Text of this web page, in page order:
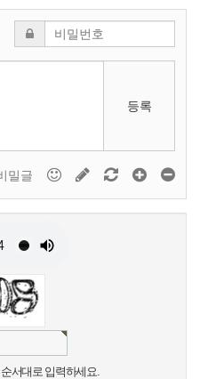
등록
밀글
서대로 입력하세요.